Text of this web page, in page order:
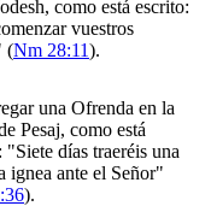
, como está escrito:
vuestros
(Nm 28:11).
una Ofrenda en la
Pesaj, como está
"Siete días traeréis una
ignea ante el Señor"
).